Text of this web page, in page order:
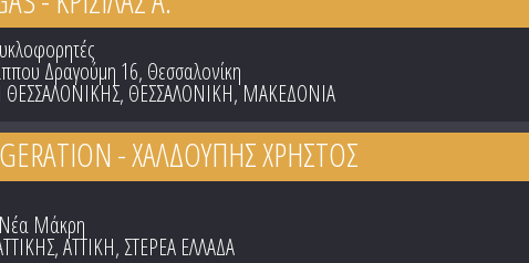
Δραγούμη 16, Θεσσαλονίκη
, ΘΕΣΣΑΛΟΝΙΚΗ,ΜΑΚΕΔΟΝΙΑ
- ΧΑΛΔΟΥΠΗΣ ΧΡΗΣΤΟΣ
Μάκρη
,ΑΤΤΙΚΗ, ΣΤΕΡΕΑ ΕΛΛΑΔΑ